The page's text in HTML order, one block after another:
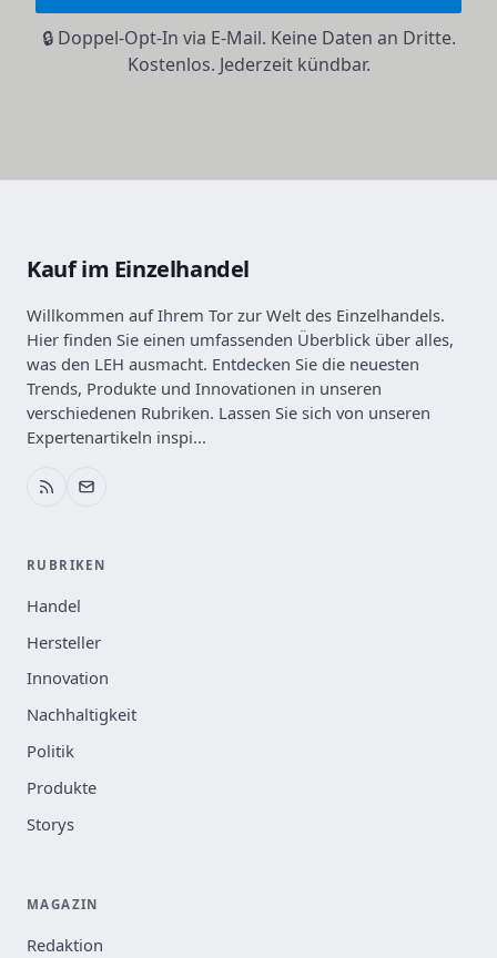
🔒 Doppel-Opt-In via E-Mail. Keine Daten an Dritte.
Kostenlos. Jederzeit kündbar.
Kauf im Einzelhandel
Willkommen auf Ihrem Tor zur Welt des Einzelhandels.
Hier finden Sie einen umfassenden Überblick über alles,
was den LEH ausmacht. Entdecken Sie die neuesten
Trends, Produkte und Innovationen in unseren
verschiedenen Rubriken. Lassen Sie sich von unseren
Expertenartikeln inspi...
RUBRIKEN
Handel
Hersteller
Innovation
Nachhaltigkeit
Politik
Produkte
Storys
MAGAZIN
Redaktion